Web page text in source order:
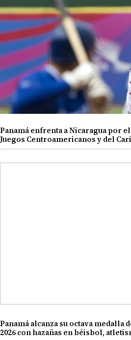
Panamá enfrenta a Nicaragua por
Juegos Centroamericanos y del
Panamá alcanza su octava medalla
2026 con hazañas en béisbol,